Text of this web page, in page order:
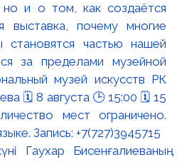
и о том, как создаётся
выставка, почему многие
становятся частью нашей
за пределами музейной
музей искусств РК
🗓 8 августа 🕒 15:00 🗓 15
мест ограничено.
Запись: +7(727)3945715